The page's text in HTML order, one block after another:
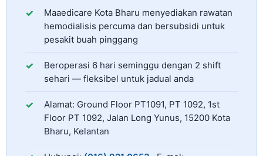
Maaedicare Kota Bharu ialah pusat dialisis amal di
Perkhidmatan
Maaedicare Kota Bharu menyediakan rawatan
hemodialisis percuma dan bersubsidi untuk
pesakit buah pinggang
Jadual Operasi
Beroperasi 6 hari seminggu dengan 2 shift
sehari — fleksibel untuk jadual anda
Alamat
Alamat: Ground Floor PT1091, PT 1092, 1st
Floor PT 1092, Jalan Long Yunus, 15200 Kota
Bharu, Kelantan
Hubungi